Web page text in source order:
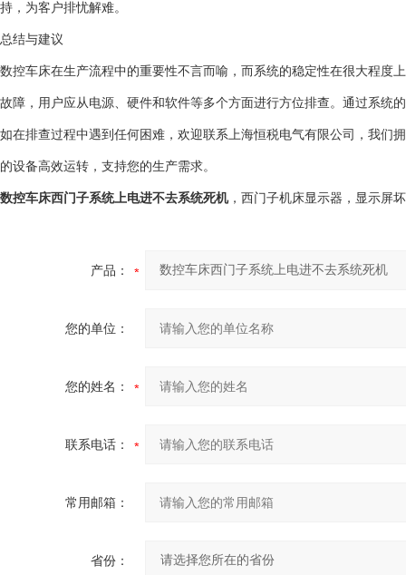
持，为客户排忧解难。
总结与建议
数控车床在生产流程中的重要性不言而喻，而系统的稳定性在很大程度
故障，用户应从电源、硬件和软件等多个方面进行方位排查。通过系统
如在排查过程中遇到任何困难，欢迎联系上海恒税电气有限公司，我们
的设备高效运转，支持您的生产需求。
数控车床西门子系统上电进不去系统死机，西门子机床显示器，显示屏
产品：
您的单位：
您的姓名：
联系电话：
常用邮箱：
省份：